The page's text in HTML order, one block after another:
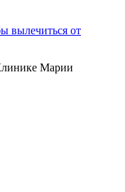
вылечиться от
Марии